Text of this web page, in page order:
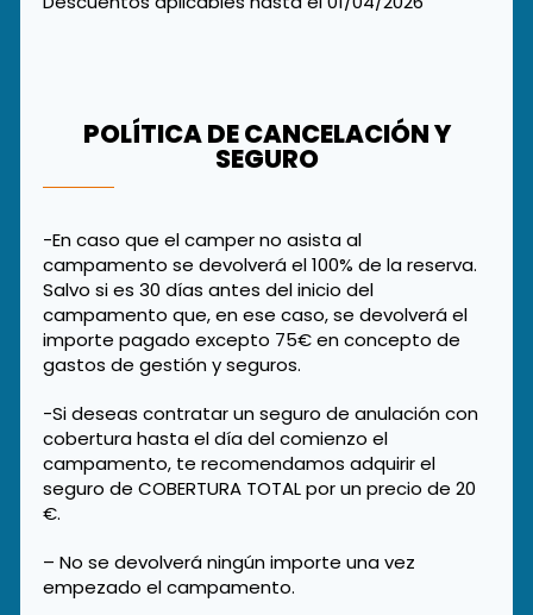
POLÍTICA DE CANCELACIÓN Y
SEGURO
-En caso que el camper no asista al
campamento se devolverá el 100% de la reserva.
Salvo si es 30 días antes del inicio del
campamento que, en ese caso, se devolverá el
importe pagado excepto 75€ en concepto de
gastos de gestión y seguros.
-Si deseas contratar un seguro de anulación con
cobertura hasta el día del comienzo el
campamento, te recomendamos adquirir el
seguro de COBERTURA TOTAL por un precio de 20
€.
– No se devolverá ningún importe una vez
empezado el campamento.